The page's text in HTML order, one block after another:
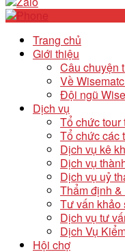
Trang chủ
Giới thiệu
Câu chuyện
Về
Đội ngũ
Dịch vụ
Tổ chức tour
Tổ chức các
Dịch vụ kê
Dịch vụ
Dịch vụ uỷ
Thẩm định
Tư vấn khảo
Dịch vụ tư
Dịch Vụ
Hội chợ